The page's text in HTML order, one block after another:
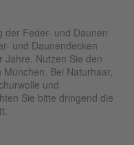
der Feder- und Daunen
und Daunendecken
Jahre. Nutzen Sie den
Bei Naturhaar,
und
Sie bitte dringend die